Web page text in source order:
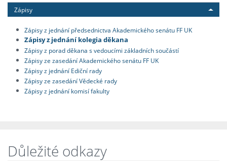
Zápisy
Zápisy z jednání předsednictva Akademického senátu FF UK
Zápisy z jednání kolegia děkana
Zápisy z porad děkana s vedoucími základních součástí
Zápisy ze zasedání Akademického senátu FF UK
Zápisy z jednání Ediční rady
Zápisy ze zasedání Vědecké rady
Zápisy z jednání komisí fakulty
Důležité odkazy